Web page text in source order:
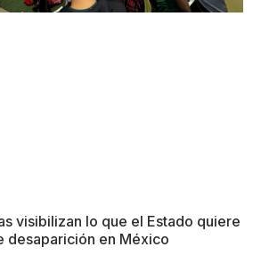
visibilizan lo que el Estado quiere
desaparición en México